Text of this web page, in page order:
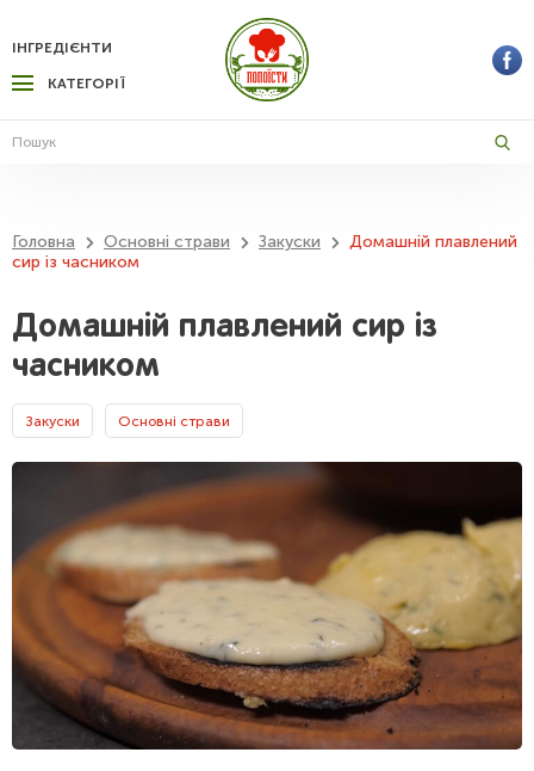
КАТЕГОРІЇ
ІНГРЕДІЄНТИ
Головна Основні страви Закуски
Домашній плавлений
сир із часником
Домашній плавлений сир із
часником
Закуски Основні страви